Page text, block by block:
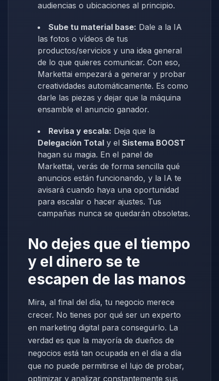
audiencias o ubicaciones al principio.
Sube tu material base: Dale a la IA
las fotos o vídeos de tus
productos/servicios y una idea general
de lo que quieres comunicar. Con eso,
Markettai empezará a generar y probar
creatividades automáticamente. Es como
darle las piezas y dejar que la máquina
ensamble el anuncio ganador.
Revisa y escala: Deja que la
Delegación Total y el Sistema BOOST
hagan su magia. En el panel de
Markettai, verás de forma sencilla qué
anuncios están funcionando, y la IA te
avisará cuando haya una oportunidad
para escalar o hacer ajustes. Tus
campañas nunca se quedarán obsoletas.
No dejes que el tiempo
y el dinero se te
escapen de las manos
Mira, al final del día, tu negocio merece
crecer. No tienes por qué ser un experto
en marketing digital para conseguirlo. La
verdad es que la mayoría de dueños de
negocios está tan ocupada en el día a día
que no puede permitirse el lujo de probar,
optimizar y analizar constantemente sus